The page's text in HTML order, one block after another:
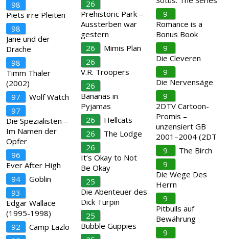
98
Piets irre Pleiten
98
Jane und der
Drache
98
Timm Thaler
(2002)
97
Wolf Watch
97
Die Spezialisten –
Im Namen der
Opfer
96
Ever After High
94
Goblin
93
Edgar Wallace
(1995-1998)
92
Camp Lazlo
26
Prehistoric Park –
Aussterben war
gestern
26
Mimis Plan
26
V.R. Troopers
26
Bananas in
Pyjamas
26
Hellcats
26
The Lodge
26
It’s Okay to Not
Be Okay
25
Die Abenteuer des
Dick Turpin
25
Bubble Guppies
9
Romance is a
Bonus Book
9
Die Cleveren
9
Die Nervensäge
9
2DTV Cartoon-
Promis –
unzensiert GB
2001–2004 (2DT
9
The Birch
9
Die Wege Des
Herrn
9
Pitbulls auf
Bewährung
9